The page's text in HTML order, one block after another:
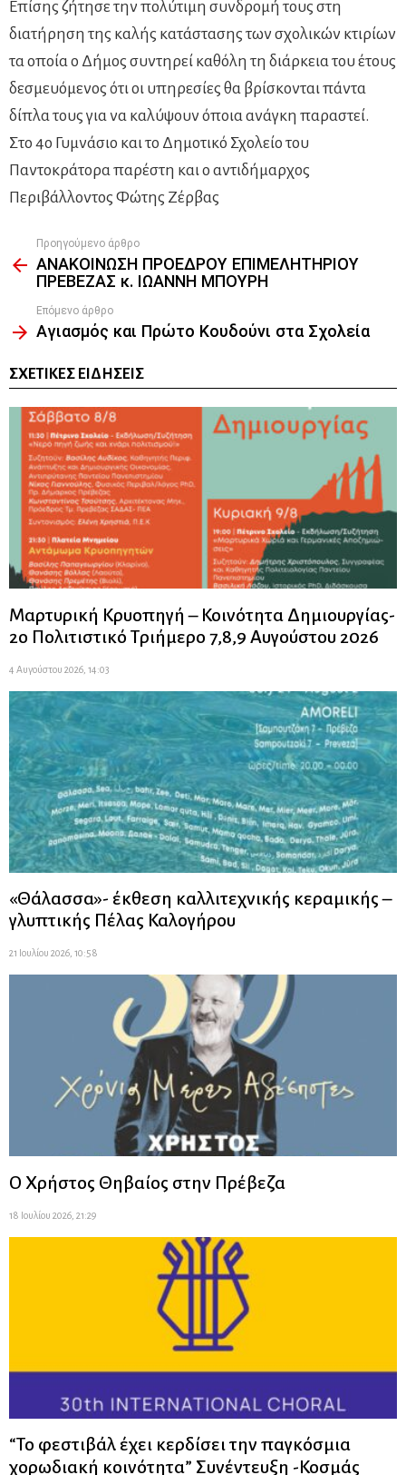
Επίσης ζήτησε την πολύτιμη συνδρομή τους στη
διατήρηση της καλής κατάστασης των σχολικών κτιρίων
τα οποία ο Δήμος συντηρεί καθόλη τη διάρκεια του έτους
δεσμευόμενος ότι οι υπηρεσίες θα βρίσκονται πάντα
δίπλα τους για να καλύψουν όποια ανάγκη παραστεί.
Στο 4ο Γυμνάσιο και το Δημοτικό Σχολείο του
Παντοκράτορα παρέστη και ο αντιδήμαρχος
Περιβάλλοντος Φώτης Ζέρβας
more
Προηγούμενο άρθρο
ΑΝΑΚΟΙΝΩΣΗ ΠΡΟΕΔΡΟΥ ΕΠΙΜΕΛΗΤΗΡΙΟΥ
ΠΡΕΒΕΖΑΣ κ. ΙΩΑΝΝΗ ΜΠΟΥΡΗ
Επόμενο άρθρο
Αγιασμός και Πρώτο Κουδούνι στα Σχολεία
ΣΧΕΤΙΚΈΣ ΕΙΔΉΣΕΙΣ
Μαρτυρική Κρυοπηγή – Κοινότητα Δημιουργίας-
2ο Πολιτιστικό Τριήμερο 7,8,9 Αυγούστου 2026
4 Αυγούστου 2026, 14:03
«Θάλασσα»- έκθεση καλλιτεχνικής κεραμικής –
γλυπτικής Πέλας Καλογήρου
21 Ιουλίου 2026, 10:58
Ο Χρήστος Θηβαίος στην Πρέβεζα
18 Ιουλίου 2026, 21:29
“Το φεστιβάλ έχει κερδίσει την παγκόσμια
χορωδιακή κοινότητα” Συνέντευξη -Κοσμάς